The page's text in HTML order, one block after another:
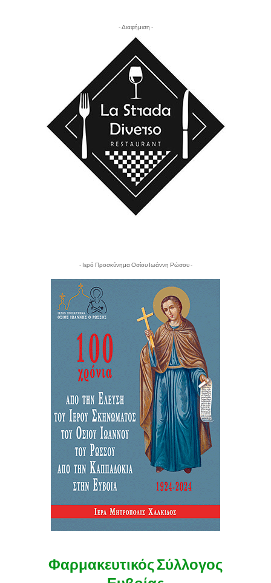
- Διαφήμιση -
- Ιερό Προσκύνημα Οσίου Ιωάννη Ρώσου -
Φαρμακευτικός Σύλλογος